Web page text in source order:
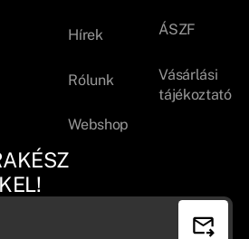
Hírek
Rólunk
Webshop
ÁSZF
Vásárlási
tájékoztató